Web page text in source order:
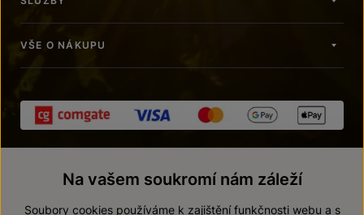
VŠE O NÁKUPU
Na vašem soukromí nám záleží
Soubory cookies používáme k zajištění funkčnosti webu a s